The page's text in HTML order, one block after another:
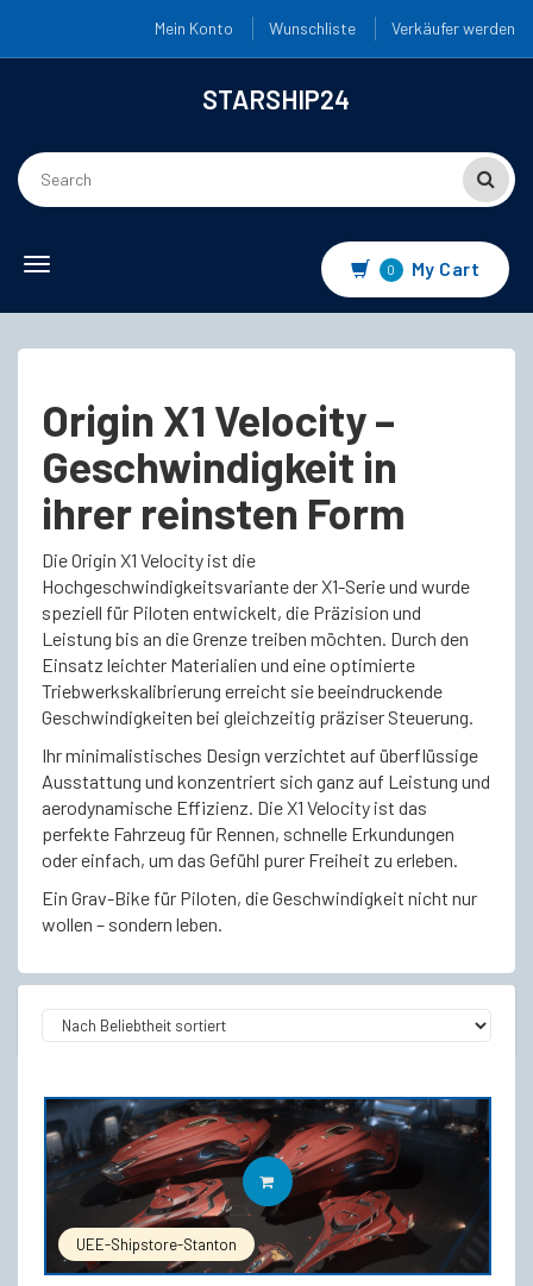
Mein Konto Wunschliste Verkäufer werden
STARSHIP24
Toggle
0 My Cart
Origin X1 Velocity –
Geschwindigkeit in
ihrer reinsten Form
Die Origin X1 Velocity ist die
Hochgeschwindigkeitsvariante der X1-Serie und wurde
speziell für Piloten entwickelt, die Präzision und
Leistung bis an die Grenze treiben möchten. Durch den
Einsatz leichter Materialien und eine optimierte
Triebwerkskalibrierung erreicht sie beeindruckende
Geschwindigkeiten bei gleichzeitig präziser Steuerung.
Ihr minimalistisches Design verzichtet auf überflüssige
Ausstattung und konzentriert sich ganz auf Leistung und
aerodynamische Effizienz. Die X1 Velocity ist das
perfekte Fahrzeug für Rennen, schnelle Erkundungen
oder einfach, um das Gefühl purer Freiheit zu erleben.
Ein Grav-Bike für Piloten, die Geschwindigkeit nicht nur
wollen – sondern leben.
UEE-Shipstore-Stanton
IN DEN WARENKORB